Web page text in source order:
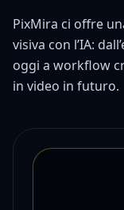
PixMira ci offre
visiva con l’IA:
oggi a workflow
in video in futuro.